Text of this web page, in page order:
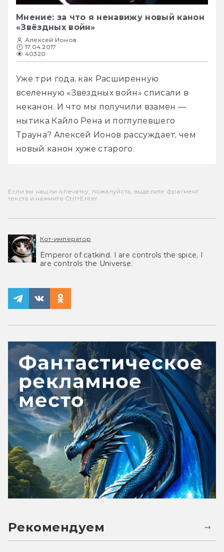
Мнение: за что я ненавижу новый канон
«Звёздных войн»
Алексей Ионов
17.04.2017
40320
Уже три года, как Расширенную
вселенную «Звёздных войн» списали в
неканон. И что мы получили взамен —
нытика Кайло Рена и поглупевшего
Трауна? Алексей Ионов рассуждает, чем
новый канон хуже старого.
Если вы нашли опечатку, пожалуйста, выделите фрагмент
текста и нажмите Ctrl+Enter.
Кот-император
Emperor of catkind. I are controls the spice, I
are controls the Universe.
Рекомендуем